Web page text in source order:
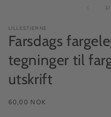
1/
LILLESTJERNE
Farsdags
tegninger til
utskrift
Vanlig
60,00 NOK